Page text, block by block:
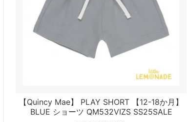
【Quincy Mae】 PLAY SHORT 【12-18か月】
BLUE ショーツ QM532VIZS SS25SALE